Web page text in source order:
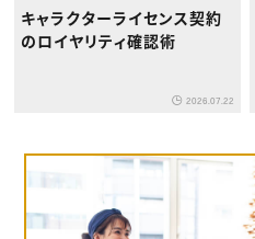
キャラクターライセンス契約
のロイヤリティ確認術
2026.07.22